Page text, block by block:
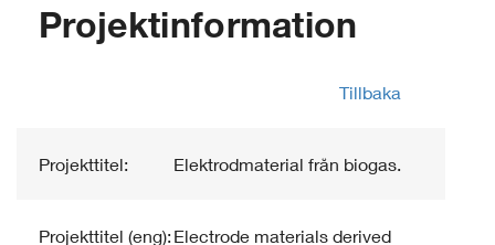
Projektinformation
Tillbaka
Projekttitel: Elektrodmaterial från biogas.
Projekttitel (eng):Electrode materials derived